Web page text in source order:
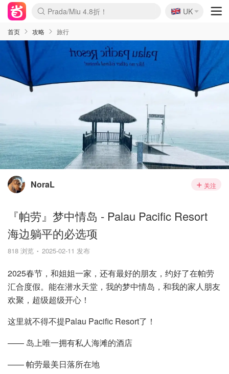
麦卢卡蜂蜜夏促！个位数！
Prada/Miu 4.8折！
啥？必胜客披萨5折！
🇬🇧
UK
首页 攻略 旅行
NoraL 关注
『帕劳』梦中情岛 - Palau Pacific Resort
海边躺平的必选项
818 浏览 2025-02-11 发布
2025春节，和姐姐一家，还有最好的朋友，约好了在帕劳
汇合度假。能在潜水天堂，我的梦中情岛，和我的家人朋友
欢聚，超级超级开心！
这里就不得不提Palau Pacific Resort了！
—— 岛上唯一拥有私人海滩的酒店
—— 帕劳最美日落所在地